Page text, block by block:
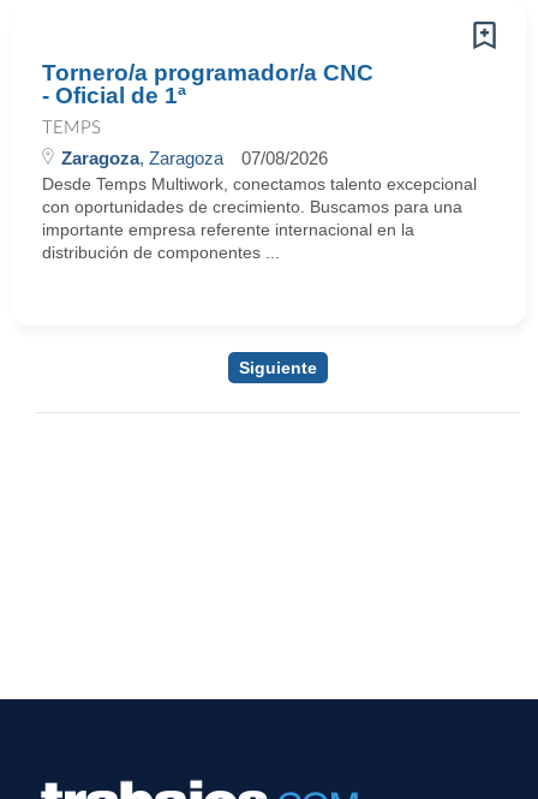
Tornero/a programador/a CNC
- Oficial de 1ª
TEMPS
Zaragoza, Zaragoza 07/08/2026
Desde Temps Multiwork, conectamos talento excepcional
con oportunidades de crecimiento. Buscamos para una
importante empresa referente internacional en la
distribución de componentes ...
Siguiente